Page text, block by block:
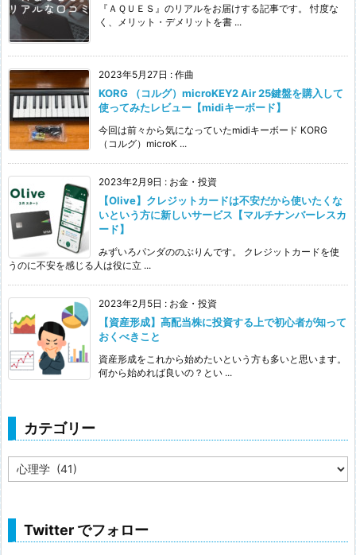
『ＡＱＵＥＳ』のリアルをお届けする記事です。 忖度な
く、メリット・デメリットを書 ...
2023年5月27日 : 作曲
KORG （コルグ）microKEY2 Air 25鍵盤を購入して
使ってみたレビュー【midiキーボード】
今回は前々から気になっていたmidiキーボード KORG
（コルグ）microK ...
2023年2月9日 : お金・投資
【Olive】クレジットカードは不安だから使いたくな
いという方に新しいサービス【マルチナンバーレスカ
ード】
みずいろパンダののぶりんです。 クレジットカードを使
うのに不安を感じる人は役に立 ...
2023年2月5日 : お金・投資
【資産形成】高配当株に投資する上で初心者が知って
おくべきこと
資産形成をこれから始めたいという方も多いと思います。
何から始めれば良いの？とい ...
カテゴリー
テ
Twitter でフォロー